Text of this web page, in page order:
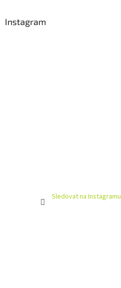
Instagram
Sledovat na Instagramu